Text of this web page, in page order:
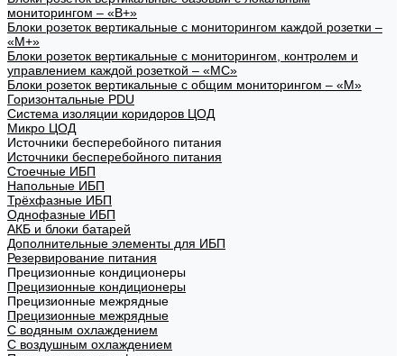
мониторингом – «В+»
Блоки розеток вертикальные с мониторингом каждой розетки –
«М+»
Блоки розеток вертикальные с мониторингом, контролем и
управлением каждой розеткой – «МС»
Блоки розеток вертикальные с общим мониторингом – «М»
Горизонтальные PDU
Система изоляции коридоров ЦОД
Микро ЦОД
Источники бесперебойного питания
Источники бесперебойного питания
Стоечные ИБП
Напольные ИБП
Трёхфазные ИБП
Однофазные ИБП
АКБ и блоки батарей
Дополнительные элементы для ИБП
Резервирование питания
Прецизионные кондиционеры
Прецизионные кондиционеры
Прецизионные межрядные
Прецизионные межрядные
С водяным охлаждением
С воздушным охлаждением